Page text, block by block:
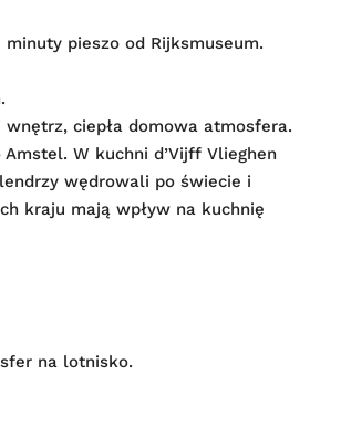
pieszo od Rijksmuseum.
ciepła domowa atmosfera.
W kuchni d’Vijff Vlieghen
wędrowali po świecie i
kraju mają wpływ na kuchnię
na lotnisko.